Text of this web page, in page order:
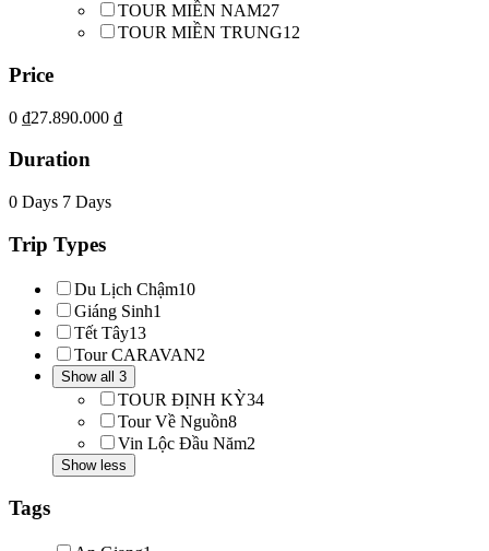
TOUR MIỀN NAM27
TOUR MIỀN TRUNG12
Price
0 ₫27.890.000 ₫
Duration
0 Days 7 Days
Trip Types
Du Lịch Chậm10
Giáng Sinh1
Tết Tây13
Tour CARAVAN2
Show all 3
TOUR ĐỊNH KỲ34
Tour Về Nguồn8
Vin Lộc Đầu Năm2
Show less
Tags